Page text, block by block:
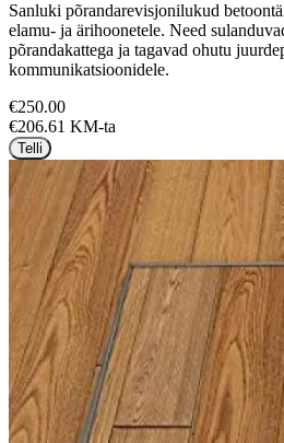
Sanluki põrandarevisjonilukud
elamu- ja ärihoonetele. Need
põrandakattega ja tagavad ohutu
kommunikatsioonidele.
€250.00
€206.61 KM-ta
Telli